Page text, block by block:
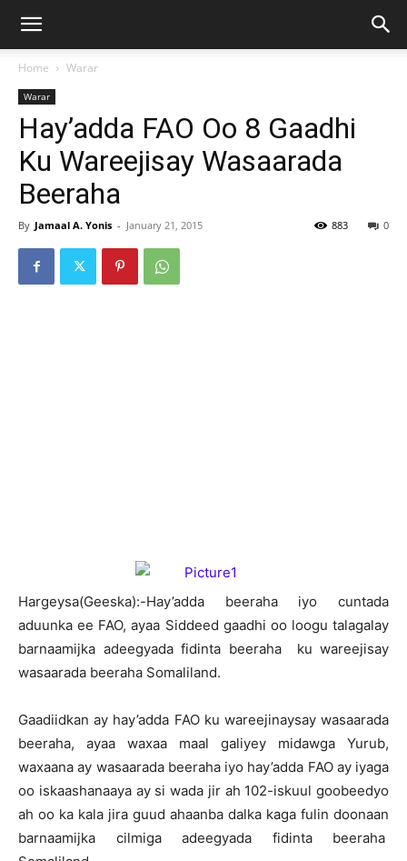
Home Warar
Warar
Hay’adda FAO Oo 8 Gaadhi
Ku Wareejisay Wasaarada
Beeraha
By Jamaal A. Yonis - January 21, 2015 0
883
Hargeysa(Geeska):-Hay’adda beeraha iyo cuntada
aduunka ee FAO, ayaa Siddeed gaadhi oo loogu talagalay
barnaamijka adeegyada fidinta beeraha ku wareejisay
wasaarada beeraha Somaliland.
Gaadiidkan ay hay’adda FAO ku wareejinaysay wasaarada
beeraha, ayaa waxaa maal galiyey midawga Yurub,
waxaana ay wasaarada beeraha iyo hay’adda FAO ay iyaga
oo iskaashanaaya ay si wada jir ah 102-iskuul goobeedyo
ah oo ka kala jira guud ahaanba dalka kaga fulin doonaan
barnaamijka cilmiga adeegyada fidinta beeraha